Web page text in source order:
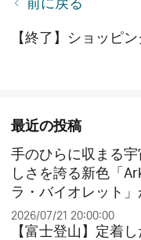
【終了】ショッピ
最近の投稿
手のひらに収まる
しさを誇る新色「
ラ・バイオレット」
2026/07/21 20:00:00
【富士登山】定着